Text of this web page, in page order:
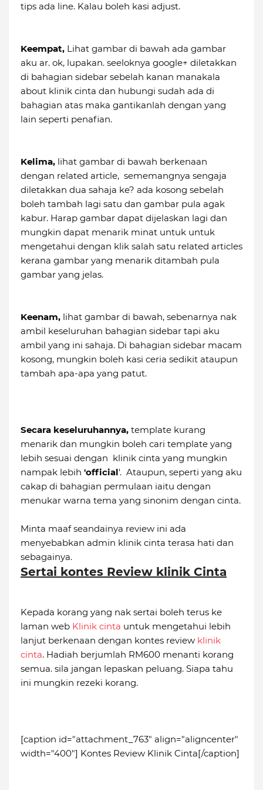
tips ada line. Kalau boleh kasi adjust.
Keempat, Lihat gambar di bawah ada gambar
aku ar. ok, lupakan. seeloknya google+ diletakkan
di bahagian sidebar sebelah kanan manakala
about klinik cinta dan hubungi sudah ada di
bahagian atas maka gantikanlah dengan yang
lain seperti penafian.
Kelima, lihat gambar di bawah berkenaan
dengan related article, sememangnya sengaja
diletakkan dua sahaja ke? ada kosong sebelah
boleh tambah lagi satu dan gambar pula agak
kabur. Harap gambar dapat dijelaskan lagi dan
mungkin dapat menarik minat untuk untuk
mengetahui dengan klik salah satu related articles
kerana gambar yang menarik ditambah pula
gambar yang jelas.
Keenam, lihat gambar di bawah, sebenarnya nak
ambil keseluruhan bahagian sidebar tapi aku
ambil yang ini sahaja. Di bahagian sidebar macam
kosong, mungkin boleh kasi ceria sedikit ataupun
tambah apa-apa yang patut.
Secara keseluruhannya, template kurang
menarik dan mungkin boleh cari template yang
lebih sesuai dengan klinik cinta yang mungkin
nampak lebih 'official'. Ataupun, seperti yang aku
cakap di bahagian permulaan iaitu dengan
menukar warna tema yang sinonim dengan cinta.
Minta maaf seandainya review ini ada
menyebabkan admin klinik cinta terasa hati dan
sebagainya.
Sertai kontes Review klinik Cinta
Kepada korang yang nak sertai boleh terus ke
laman web Klinik cinta untuk mengetahui lebih
lanjut berkenaan dengan kontes review klinik
cinta. Hadiah berjumlah RM600 menanti korang
semua. sila jangan lepaskan peluang. Siapa tahu
ini mungkin rezeki korang.
[caption id="attachment_763" align="aligncenter"
width="400"] Kontes Review Klinik Cinta[/caption]